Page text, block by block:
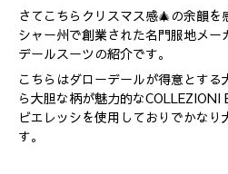
さてこちらクリスマス感🎄の余韻
シャー州で創業された名門服地メー
デールスーツの紹介です。
こちらはダローデールが得意とす
ら大胆な柄が魅力的なCOLLEZIONI
ビエレッシを使用しておりでかなり
す。